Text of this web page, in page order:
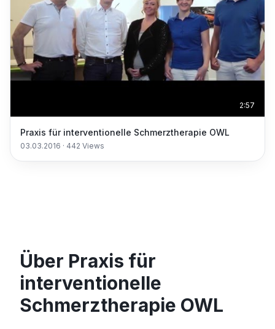
2:57
Praxis für interventionelle Schmerztherapie OWL
03.03.2016 · 442 Views
Über Praxis für
interventionelle
Schmerztherapie OWL